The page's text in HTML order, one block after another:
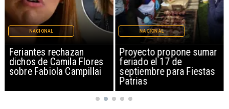
Feriantes rechazan
dichos de Camila Flores
sobre Fabiola Campillai
NACIONAL
Proyecto propone sumar
feriado el 17 de
septiembre para Fiestas
Patrias
NACIONAL